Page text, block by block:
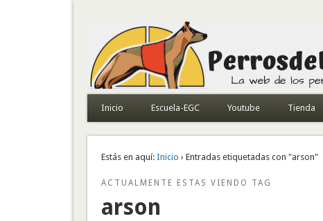
Todo sobre perros de búsqueda y detectores
Inicio Escuela-EGC Youtube Tienda
Estás en aquí: Inicio › Entradas etiquetadas con "arson"
ACTUALMENTE ESTAS VIENDO TAG
arson